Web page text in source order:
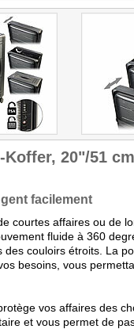
20"/51
facilement
courtes affaires ou de
fluide à 360
couloirs étroits. La
besoins, vous
vos affaires des
et vous permet de